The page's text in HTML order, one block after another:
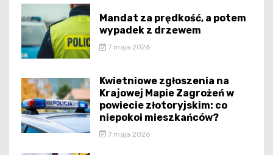
Mandat za prędkość, a potem
wypadek z drzewem
7 maja 2026
Kwietniowe zgłoszenia na
Krajowej Mapie Zagrożeń w
powiecie złotoryjskim: co
niepokoi mieszkańców?
7 maja 2026